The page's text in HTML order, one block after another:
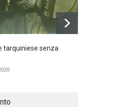
tarquiniese senza